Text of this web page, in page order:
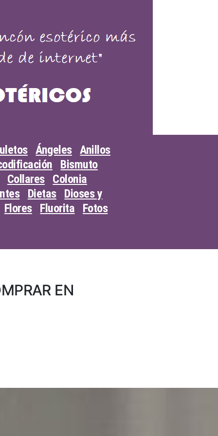
Ángeles Anillos
Bismuto
Collares
Colonia
Dietas
Dioses y
Flores
Fluorita Fotos
EN